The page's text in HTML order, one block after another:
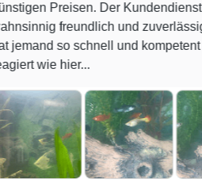
Der Kundendienst is
und zuverlässig, noch nie
schnell und kompetent auf Emails